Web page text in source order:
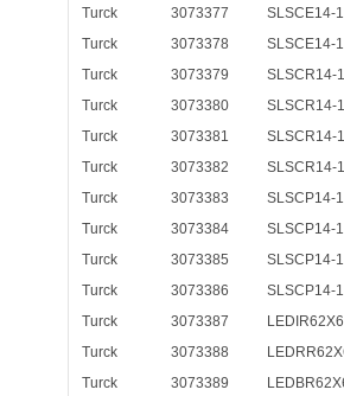
Turck
3073377
SLSCE14-
Turck
3073378
SLSCE14-
Turck
3073379
SLSCR14-
Turck
3073380
SLSCR14-
Turck
3073381
SLSCR14-
Turck
3073382
SLSCR14-
Turck
3073383
SLSCP14-
Turck
3073384
SLSCP14-
Turck
3073385
SLSCP14-
Turck
3073386
SLSCP14-
Turck
3073387
Turck
3073388
Turck
3073389